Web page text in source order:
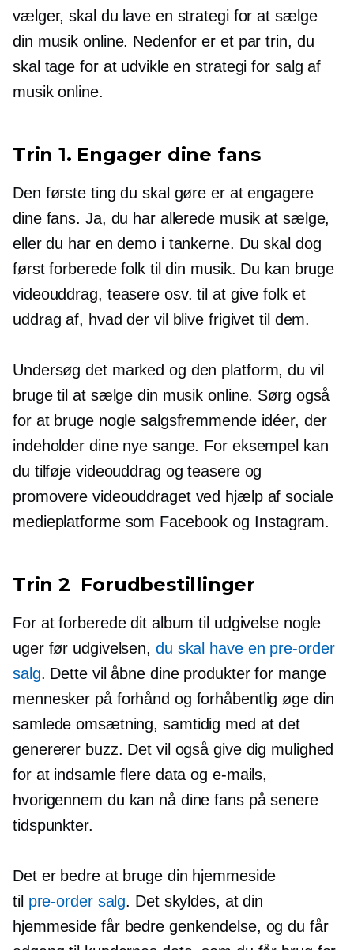
vælger, skal du lave en strategi for at sælge
din musik online. Nedenfor er et par trin, du
skal tage for at udvikle en strategi for salg af
musik online.
Trin 1. Engager dine fans
Den første ting du skal gøre er at engagere
dine fans. Ja, du har allerede musik at sælge,
eller du har en demo i tankerne. Du skal dog
først forberede folk til din musik. Du kan bruge
videouddrag, teasere osv. til at give folk et
uddrag af, hvad der vil blive frigivet til dem.
Undersøg det marked og den platform, du vil
bruge til at sælge din musik online. Sørg også
for at bruge nogle salgsfremmende idéer, der
indeholder dine nye sange. For eksempel kan
du tilføje videouddrag og teasere og
promovere videouddraget ved hjælp af sociale
medieplatforme som Facebook og Instagram.
Trin 2 Forudbestillinger
For at forberede dit album til udgivelse nogle
uger før udgivelsen, du skal have en pre-order
salg. Dette vil åbne dine produkter for mange
mennesker på forhånd og forhåbentlig øge din
samlede omsætning, samtidig med at det
genererer buzz. Det vil også give dig mulighed
for at indsamle flere data og e-mails,
hvorigennem du kan nå dine fans på senere
tidspunkter.
Det er bedre at bruge din hjemmeside
til pre-ordersalg. Det skyldes, at din
hjemmeside får bedre genkendelse, og du får